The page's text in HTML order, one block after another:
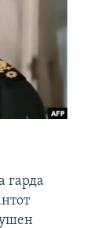
гарда